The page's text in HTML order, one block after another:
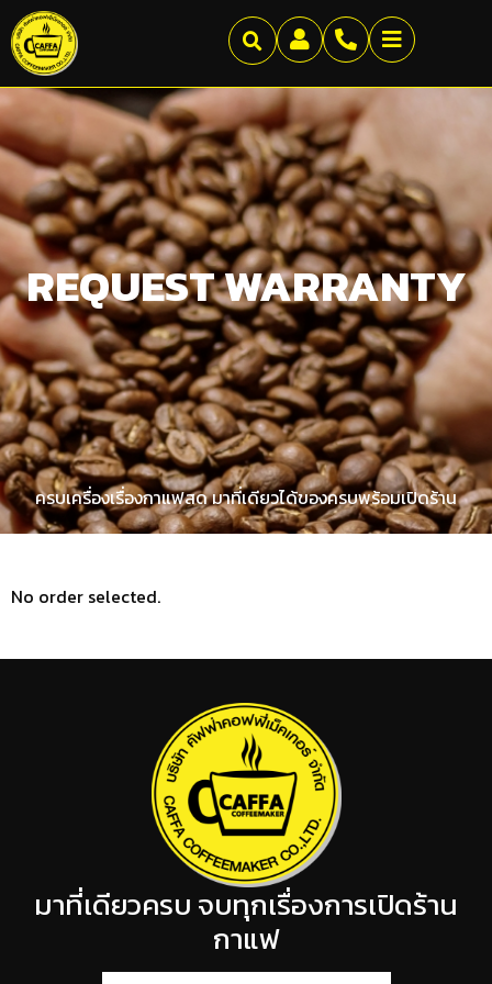
REQUEST WARRANTY
ครบเครื่องเรื่องกาแฟสด มาที่เดียวได้ของครบพร้อมเปิดร้าน
No order selected.
มาที่เดียวครบ จบทุกเรื่องการเปิดร้าน
กาแฟ